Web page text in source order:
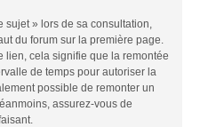
sujet » lors de sa consultation,
du forum sur la première page.
lien, cela signifie que la remontée
de temps pour autoriser la
possible de remonter un
assurez-vous de